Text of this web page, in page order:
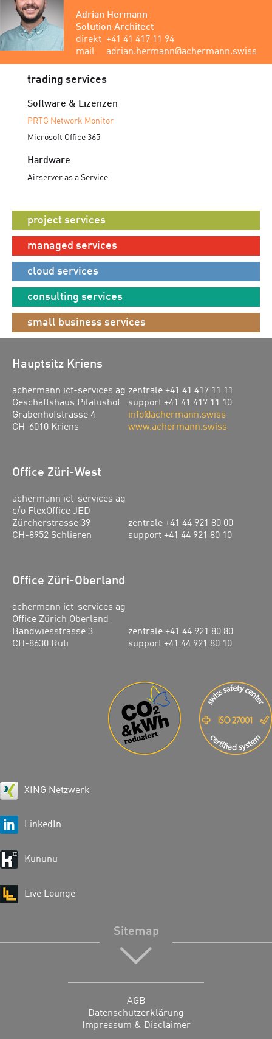
Adrian Hermann
Solution Architect
direkt +41 41 417 11 94
mail
adrian.hermann@achermann.swiss
trading services
Software & Lizenzen
PRTG Network Monitor
Microsoft Office 365
Hardware
Airserver as a Service
project services
managed services
cloud services
consulting services
small business services
Hauptsitz Kriens
achermann ict-services ag
Geschäftshaus Pilatushof
Grabenhofstrasse 4
CH-6010 Kriens
zentrale +41 41 417 11 11
support +41 41 417 11 10
info@achermann.swiss
www.achermann.swiss
Office Züri-West
achermann ict-services ag
c/o FlexOffice JED
Zürcherstrasse 39
CH-8952 Schlieren
zentrale +41 44 921 80 00
support +41 44 921 80 10
Office Züri-Oberland
achermann ict-services ag
Office Zürich Oberland
Bandwiesstrasse 3
CH-8630 Rüti
zentrale +41 44 921 80 80
support +41 44 921 80 10
XING Netzwerk
LinkedIn
Kununu
Live Lounge
Sitemap
AGB
Datenschutzerklärung
Impressum & Disclaimer